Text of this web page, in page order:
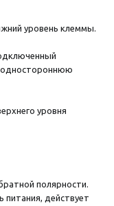
уровень клеммы.
одностороннюю
уровня
полярности.
действует